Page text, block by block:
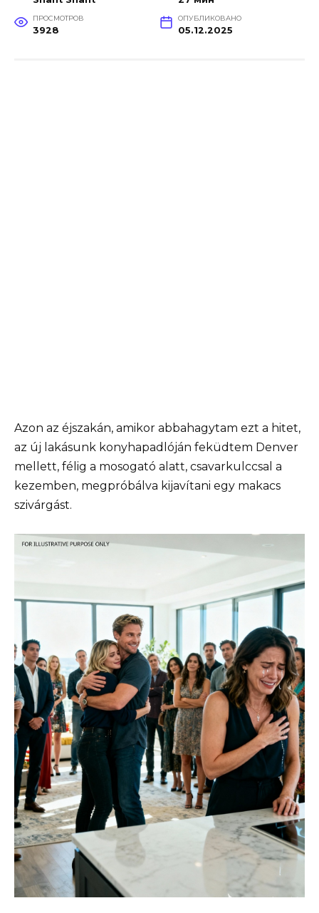
ПРОСМОТРОВ
3928
ОПУБЛИКОВАНО
05.12.2025
Azon az éjszakán, amikor abbahagytam ezt a hitet,
az új lakásunk konyhapadlóján feküdtem Denver
mellett, félig a mosogató alatt, csavarkulccsal a
kezemben, megpróbálva kijavítani egy makacs
szivárgást.